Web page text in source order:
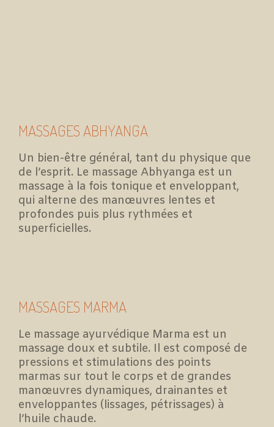
MASSAGES ABHYANGA
Un bien-être général, tant du physique que
de l’esprit. Le massage Abhyanga est un
massage à la fois tonique et enveloppant,
qui alterne des manœuvres lentes et
profondes puis plus rythmées et
superficielles.
MASSAGES MARMA
Le massage ayurvédique Marma est un
massage doux et subtile. Il est composé de
pressions et stimulations des points
marmas sur tout le corps et de grandes
manœuvres dynamiques, drainantes et
enveloppantes (lissages, pétrissages) à
l’huile chaude.